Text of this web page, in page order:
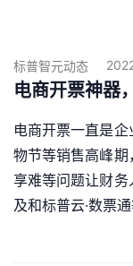
标普智元动态
电商开票神器
电商开票一直是
物节等销售高峰
享难等问题让财
及和标普云·数票